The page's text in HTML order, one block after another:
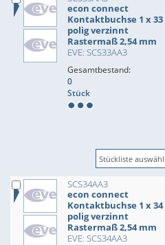
econ connect
Kontaktbuchse 1 x 33
polig verzinnt
Rastermaß 2,54 mm
EVE: SCS33AA3
Gesamtbestand:
0
Stück
SCS34AA3
econ connect
Kontaktbuchse 1 x 34
polig verzinnt
Rastermaß 2,54 mm
EVE: SCS34AA3